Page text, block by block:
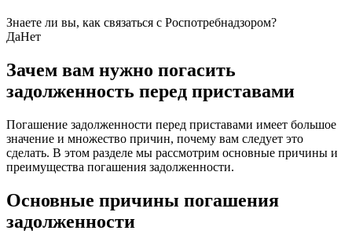
Знаете ли вы, как связаться с Роспотребнадзором?
ДаНет
Зачем вам нужно погасить
задолженность перед приставами
Погашение задолженности перед приставами имеет большое
значение и множество причин, почему вам следует это
сделать. В этом разделе мы рассмотрим основные причины и
преимущества погашения задолженности.
Основные причины погашения
задолженности